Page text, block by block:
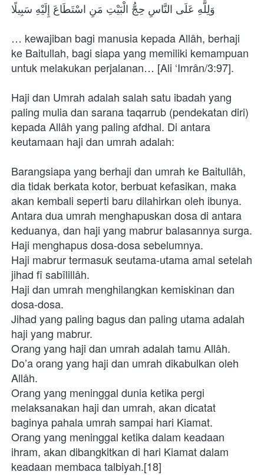
وَلِلَّهِ عَلَى النَّاسِ حِجُّ الْبَيْتِ مَنِ اسْتَطَاعَ إِلَيْهِ سَبِيلًا
… kewajiban bagi manusia kepada Allâh, berhaji
ke Baitullah, bagi siapa yang memiliki kemampuan
untuk melakukan perjalanan… [Ali ‘Imrân/3:97].
Haji dan Umrah adalah salah satu ibadah yang
paling mulia dan sarana taqarrub (pendekatan diri)
kepada Allâh yang paling afdhal. Di antara
keutamaan haji dan umrah adalah:
Barangsiapa yang berhaji dan umrah ke Baitullâh,
dia tidak berkata kotor, berbuat kefasikan, maka
akan kembali seperti baru dilahirkan oleh ibunya.
Antara dua umrah menghapuskan dosa di antara
keduanya, dan haji yang mabrur balasannya surga.
Haji menghapus dosa-dosa sebelumnya.
Haji mabrur termasuk seutama-utama amal setelah
jihad fî sabîlillâh.
Haji dan umrah menghilangkan kemiskinan dan
dosa-dosa.
Jihad yang paling bagus dan paling utama adalah
haji yang mabrur.
Orang yang haji dan umrah adalah tamu Allâh.
Do’a orang yang haji dan umrah dikabulkan oleh
Allâh.
Orang yang meninggal dunia ketika pergi
melaksanakan haji dan umrah, akan dicatat
baginya pahala umrah sampai hari Kiamat.
Orang yang meninggal ketika dalam keadaan
ihram, akan dibangkitkan di hari Kiamat dalam
keadaan membaca talbiyah.[18]